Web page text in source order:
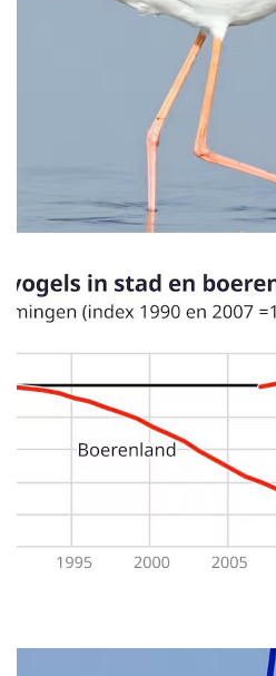
Lid worden